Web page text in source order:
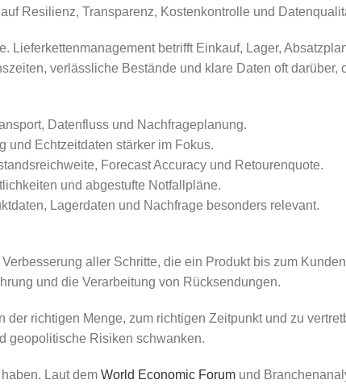
Resilienz, Transparenz, Kostenkontrolle und
Lieferkettenmanagement betrifft Einkauf, Lager,
verlässliche Bestände und klare Daten oft
Datenfluss und Nachfrageplanung.
und Echtzeitdaten stärker im Fokus.
Forecast Accuracy und Retourenquote.
und abgestufte Notfallpläne.
Lagerdaten und Nachfrage besonders relevant.
aller Schritte, die ein Produkt bis zum
und die Verarbeitung von Rücksendungen.
richtigen Menge, zum richtigen Zeitpunkt und zu
geopolitische Risiken schwanken.
Laut dem World Economic Forum und